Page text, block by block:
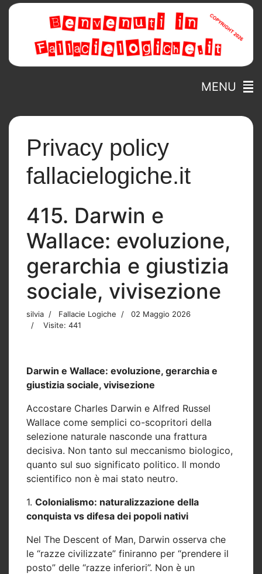
MENU
Privacy policy
fallacielogiche.it
415. Darwin e
Wallace: evoluzione,
gerarchia e giustizia
sociale, vivisezione
silvia Fallacie Logiche
02 Maggio 2026
Visite: 441
Darwin e Wallace: evoluzione, gerarchia e
giustizia sociale, vivisezione
Accostare Charles Darwin e Alfred Russel
Wallace come semplici co-scopritori della
selezione naturale nasconde una frattura
decisiva. Non tanto sul meccanismo biologico,
quanto sul suo significato politico. Il mondo
scientifico non è mai stato neutro.
1. Colonialismo: naturalizzazione della
conquista vs difesa dei popoli nativi
Nel The Descent of Man, Darwin osserva che
le “razze civilizzate” finiranno per “prendere il
posto” delle “razze inferiori”. Non è un